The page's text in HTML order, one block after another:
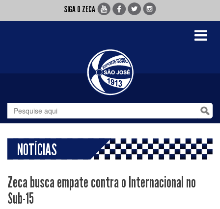
SIGA O ZECA
Toggle
NOTÍCIAS
Zeca busca empate contra o Internacional no
Sub-15